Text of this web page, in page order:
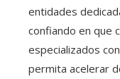
entidades
confiando en que
especializados
permita acelerar